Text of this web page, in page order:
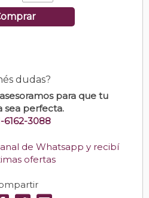
dudas?
para que tu
sea perfecta.
6162-3088
de Whatsapp y recibí
ofertas